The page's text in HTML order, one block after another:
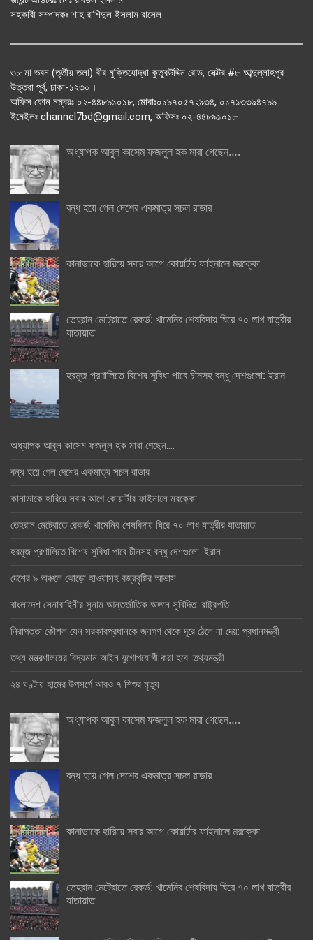
সহকারী সম্পাদকঃ শাহ রাশিদুল ইসলাম রাসেল
৩৮ মা ভবন (তৃতীয় তলা) বীর মুক্তিযোদ্ধা কুতুবউদ্দিন রোড, সেক্টর #৮ আব্দুল্লাহপুর
উত্তরা পূর্ব, ঢাকা-১২৩০।
অফিস ফোন নম্বরঃ ০২-৪৪৮৯১০১৮, মোবাঃ০১৯৭০৫৭২৯৩৪, ০১৭১৩৩৯৪৭৯৯
ইমেইলঃ channel7bd@gmail.com, অফিসঃ ০২-৪৪৮৯১০১৮
অধ্যাপক আবুল কাসেম ফজলুল হক মারা গেছেন….
বন্ধ হয়ে গেল দেশের একমাত্র সচল রাডার
কানাডাকে হারিয়ে সবার আগে কোয়ার্টার ফাইনালে মরক্কো
তেহরান মেট্রোতে রেকর্ড: খামেনির শেষবিদায় ঘিরে ৭০ লাখ যাত্রীর
যাতায়াত
হরমুজ প্রণালিতে বিশেষ সুবিধা পাবে চীনসহ বন্ধু দেশগুলো: ইরান
অধ্যাপক আবুল কাসেম ফজলুল হক মারা গেছেন….
বন্ধ হয়ে গেল দেশের একমাত্র সচল রাডার
কানাডাকে হারিয়ে সবার আগে কোয়ার্টার ফাইনালে মরক্কো
তেহরান মেট্রোতে রেকর্ড: খামেনির শেষবিদায় ঘিরে ৭০ লাখ যাত্রীর যাতায়াত
হরমুজ প্রণালিতে বিশেষ সুবিধা পাবে চীনসহ বন্ধু দেশগুলো: ইরান
দেশের ৯ অঞ্চলে ঝোড়ো হাওয়াসহ বজ্রবৃষ্টির আভাস
বাংলাদেশ সেনাবাহিনীর সুনাম আন্তর্জাতিক অঙ্গনে সুবিদিত: রাষ্ট্রপতি
নিরাপত্তা কৌশল যেন সরকারপ্রধানকে জনগণ থেকে দূরে ঠেলে না দেয়: প্রধানমন্ত্রী
তথ্য মন্ত্রণালয়ের বিদ্যমান আইন যুগোপযোগী করা হবে: তথ্যমন্ত্রী
২৪ ঘণ্টায় হামের উপসর্গে আরও ৭ শিশুর মৃত্যু
অধ্যাপক আবুল কাসেম ফজলুল হক মারা গেছেন….
বন্ধ হয়ে গেল দেশের একমাত্র সচল রাডার
কানাডাকে হারিয়ে সবার আগে কোয়ার্টার ফাইনালে মরক্কো
তেহরান মেট্রোতে রেকর্ড: খামেনির শেষবিদায় ঘিরে ৭০ লাখ যাত্রীর
যাতায়াত